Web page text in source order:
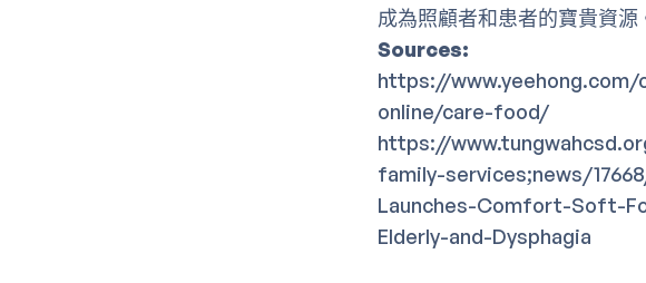
成為照顧者和患者的寶貴資源
Sources:
https://
online/care-food/
https://
family-services;news/
Launches-Comfort-Soft-
Elderly-and-Dysphagia